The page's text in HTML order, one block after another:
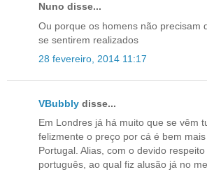
Nuno disse...
Ou porque os homens não precisam
se sentirem realizados
28 fevereiro, 2014 11:17
VBubbly disse...
Em Londres já há muito que se vêm
felizmente o preço por cá é bem
Portugal. Alias, com o devido
português, ao qual fiz alusão já no